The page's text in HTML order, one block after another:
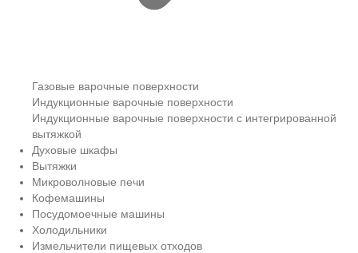
Газовые варочные поверхности
Индукционные варочные поверхности
Индукционные варочные поверхности с интегрированной
вытяжкой
Духовые шкафы
Вытяжки
Микроволновые печи
Кофемашины
Посудомоечные машины
Холодильники
Измельчители пищевых отходов